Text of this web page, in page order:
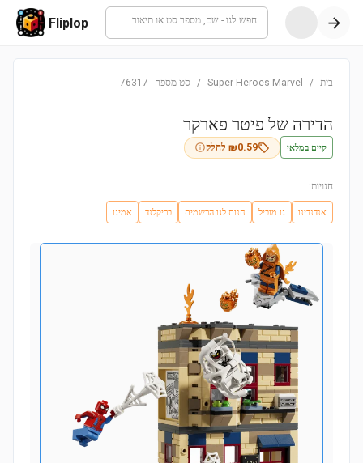
חפש לגו - שם, מספר סט או תיאור Fliplop
בית /
Super Heroes Marvel
/ סט מספר -
76317
הדירה של פיטר פארקר
קיים במלאי ₪0.59 לחלק
חנויות:
אנדנדינו גו מוביל חנות לגו הרשמית בריקלנד אמיגו